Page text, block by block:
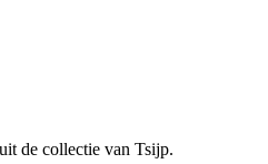
de collectie van Tsijp.